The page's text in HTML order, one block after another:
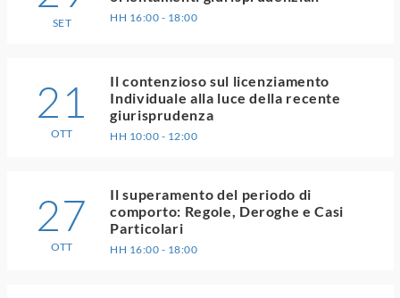
SET HH 16:00 - 18:00
21
OTT
Il contenzioso sul licenziamento
Individuale alla luce della recente
giurisprudenza
HH 10:00 - 12:00
27
OTT
Il superamento del periodo di
comporto: Regole, Deroghe e Casi
Particolari
HH 16:00 - 18:00